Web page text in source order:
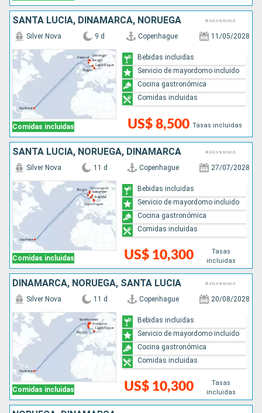
SANTA LUCIA, DINAMARCA, NORUEGA
Comidas incluidas
Silver Nova 9 d Copenhague 11/05/2028
US$ 8,500 Tasas incluidas
Bebidas incluidas
Servicio de mayordomo incluido
Cocina gastronómica
Comidas incluidas
SANTA LUCIA, NORUEGA, DINAMARCA
Comidas incluidas
Silver Nova 11 d Copenhague 27/07/2028
US$ 10,300
Tasas
incluidas
Bebidas incluidas
Servicio de mayordomo incluido
Cocina gastronómica
Comidas incluidas
DINAMARCA, NORUEGA, SANTA LUCIA
Comidas incluidas
Silver Nova 11 d Copenhague 20/08/2028
US$ 10,300
Tasas
incluidas
Bebidas incluidas
Servicio de mayordomo incluido
Cocina gastronómica
Comidas incluidas